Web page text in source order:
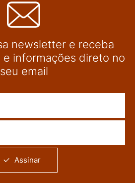
newsletter e receba
e informações direto no
seu email
Assinar